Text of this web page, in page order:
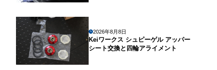
2026年8月8日
Keiワークス シュピーゲル アッパー
シート交換と四輪アライメント